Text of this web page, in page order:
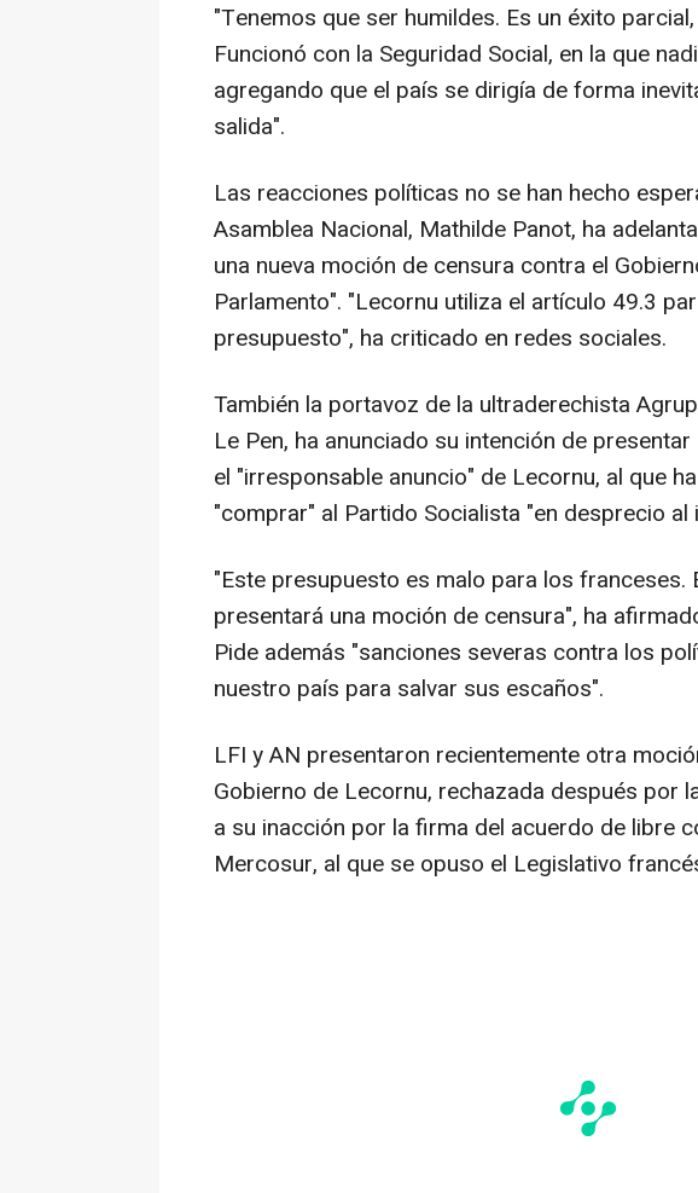
"Tenemos que ser humildes. Es un éxito
Funcionó con la Seguridad Social, en la que
agregando que el país se dirigía de forma
salida".
Las reacciones políticas no se han hecho
Asamblea Nacional, Mathilde Panot, ha
una nueva moción de censura contra el
Parlamento". "Lecornu utiliza el artículo 49.3
presupuesto", ha criticado en redes sociales.
También la portavoz de la ultraderechista
Le Pen, ha anunciado su intención de
el "irresponsable anuncio" de Lecornu, al que
"comprar" al Partido Socialista "en desprecio al
"Este presupuesto es malo para los franceses.
presentará una moción de censura", ha
Pide además "sanciones severas contra los
nuestro país para salvar sus escaños".
LFI y AN presentaron recientemente otra
Gobierno de Lecornu, rechazada después por
a su inacción por la firma del acuerdo de libre
Mercosur, al que se opuso el Legislativo